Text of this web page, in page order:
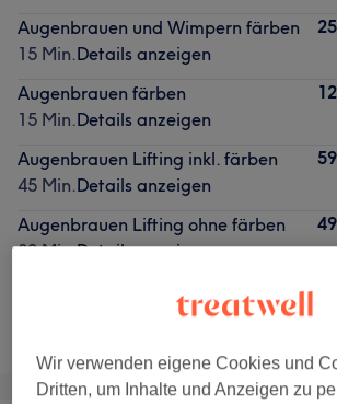
Augenbrauen und Wimpern färben
15 Min.Details anzeigen
Augenbrauen färben
15 Min.Details anzeigen
Augenbrauen Lifting inkl. färben
45 Min.Details anzeigen
Augenbrauen Lifting ohne färben
30 Min.Details anzeigen
Nicht gefunden wonach du gesucht hast?
Wir verwenden eigene Cookies und
Dritten, um Inhalte und Anzeigen zu